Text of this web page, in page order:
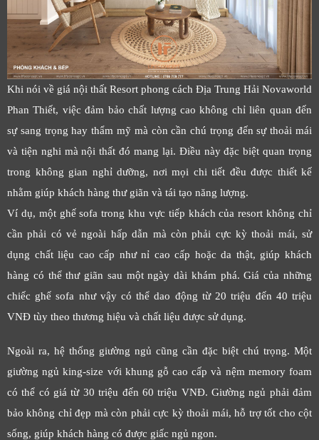
Khi nói về giá nội thất Resort phong cách Địa Trung Hải Novaworld
Phan Thiết, việc đảm bảo chất lượng cao không chỉ liên quan đến
sự sang trọng hay thẩm mỹ mà còn cần chú trọng đến sự thoải mái
và tiện nghi mà nội thất đó mang lại. Điều này đặc biệt quan trọng
trong không gian nghỉ dưỡng, nơi mọi chi tiết đều được thiết kế
nhằm giúp khách hàng thư giãn và tái tạo năng lượng.
Ví dụ, một ghế sofa trong khu vực tiếp khách của resort không chỉ
cần phải có vẻ ngoài hấp dẫn mà còn phải cực kỳ thoải mái, sử
dụng chất liệu cao cấp như nỉ cao cấp hoặc da thật, giúp khách
hàng có thể thư giãn sau một ngày dài khám phá. Giá của những
chiếc ghế sofa như vậy có thể dao động từ 20 triệu đến 40 triệu
VNĐ tùy theo thương hiệu và chất liệu được sử dụng.
Ngoài ra, hệ thống giường ngủ cũng cần đặc biệt chú trọng. Một
giường ngủ king-size với khung gỗ cao cấp và nệm memory foam
có thể có giá từ 30 triệu đến 60 triệu VNĐ. Giường ngủ phải đảm
bảo không chỉ đẹp mà còn phải cực kỳ thoải mái, hỗ trợ tốt cho cột
sống, giúp khách hàng có được giấc ngủ ngon.